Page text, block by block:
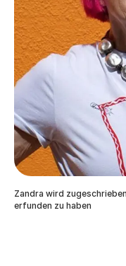
Zandra wird
erfunden zu haben